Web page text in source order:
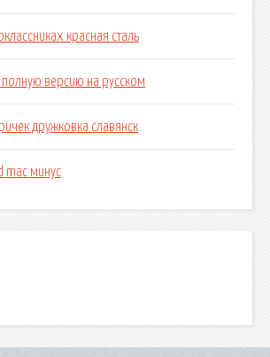
красная сталь
версию на русском
дружковка славянск
mac минус